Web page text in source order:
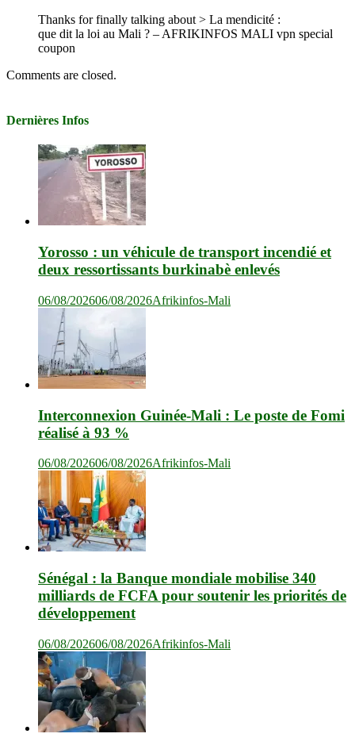
Thanks for finally talking about > La mendicité :
que dit la loi au Mali ? – AFRIKINFOS MALI vpn special
coupon
Comments are closed.
Dernières Infos
Yorosso : un véhicule de transport incendié et
deux ressortissants burkinabè enlevés
06/08/202606/08/2026Afrikinfos-Mali
Interconnexion Guinée-Mali : Le poste de Fomi
réalisé à 93 %
06/08/202606/08/2026Afrikinfos-Mali
Sénégal : la Banque mondiale mobilise 340
milliards de FCFA pour soutenir les priorités de
développement
06/08/202606/08/2026Afrikinfos-Mali